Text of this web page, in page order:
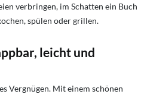
verbringen, im Schatten ein Buch
spülen oder grillen.
leicht und
Vergnügen. Mit einem schönen